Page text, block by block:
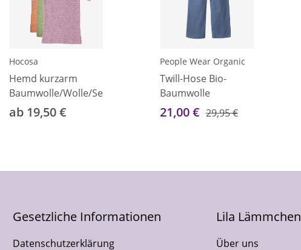
Hocosa
Hemd kurzarm
Baumwolle/Wolle/Seide
ab 19,50 €
People Wear Organic
Twill-Hose Bio-
Baumwolle
21,00 € 29,95 €
Gesetzliche Informationen
Datenschutzerklärung
Lila Lämmchen
Über uns